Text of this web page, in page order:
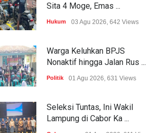
Sita 4 Moge, Emas ...
Hukum 03 Agu 2026, 642 Views
Warga Keluhkan BPJS
Nonaktif hingga Jalan Rus ...
Politik 01 Agu 2026, 631 Views
Seleksi Tuntas, Ini Wakil
Lampung di Cabor Ka ...